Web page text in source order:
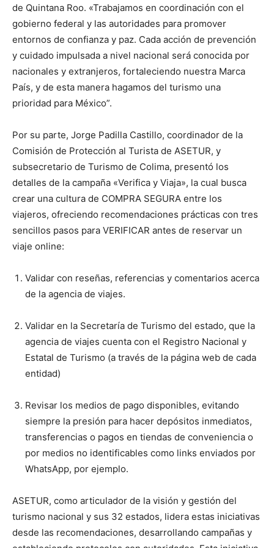
de Quintana Roo. «Trabajamos en coordinación con el
gobierno federal y las autoridades para promover
entornos de confianza y paz. Cada acción de prevención
y cuidado impulsada a nivel nacional será conocida por
nacionales y extranjeros, fortaleciendo nuestra Marca
País, y de esta manera hagamos del turismo una
prioridad para México”.
Por su parte, Jorge Padilla Castillo, coordinador de la
Comisión de Protección al Turista de ASETUR, y
subsecretario de Turismo de Colima, presentó los
detalles de la campaña «Verifica y Viaja», la cual busca
crear una cultura de COMPRA SEGURA entre los
viajeros, ofreciendo recomendaciones prácticas con tres
sencillos pasos para VERIFICAR antes de reservar un
viaje online:
Validar con reseñas, referencias y comentarios acerca
de la agencia de viajes.
Validar en la Secretaría de Turismo del estado, que la
agencia de viajes cuenta con el Registro Nacional y
Estatal de Turismo (a través de la página web de cada
entidad)
Revisar los medios de pago disponibles, evitando
siempre la presión para hacer depósitos inmediatos,
transferencias o pagos en tiendas de conveniencia o
por medios no identificables como links enviados por
WhatsApp, por ejemplo.
ASETUR, como articulador de la visión y gestión del
turismo nacional y sus 32 estados, lidera estas iniciativas
desde las recomendaciones, desarrollando campañas y